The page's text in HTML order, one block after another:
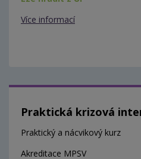
Více informací
Praktická krizová
Praktický a nácvikový kurz
Akreditace MPSV